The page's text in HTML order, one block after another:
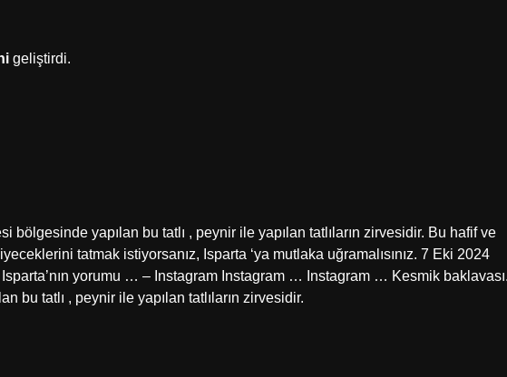
geliştirdi.
bölgesinde yapılan bu tatlı , peynir ile yapılan tatlıların zirvesidir. Bu hafif ve
tatmak istiyorsanız, Isparta ‘ya mutlaka uğramalısınız. 7 Eki 2024
Isparta’nın yorumu … – Instagram Instagram … Instagram … Kesmik
bu tatlı , peynir ile yapılan tatlıların zirvesidir.